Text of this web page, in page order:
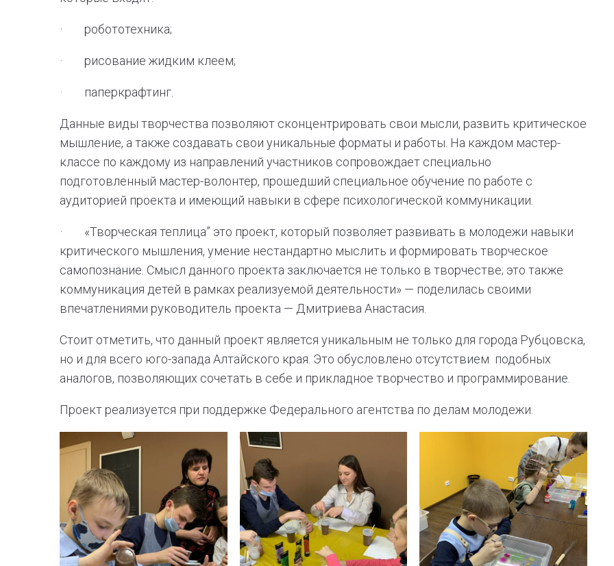
· робототехника;
· рисование жидким клеем;
· паперкрафтинг.
Данные виды творчества позволяют сконцентрировать свои мысли, развить критическое
мышление, а также создавать свои уникальные форматы и работы. На каждом мастер-
классе по каждому из направлений участников сопровождает специально
подготовленный мастер-волонтер, прошедший специальное обучение по работе с
аудиторией проекта и имеющий навыки в сфере психологической коммуникации.
· «Творческая теплица” это проект, который позволяет развивать в молодежи навыки
критического мышления, умение нестандартно мыслить и формировать творческое
самопознание. Смысл данного проекта заключается не только в творчестве; это также
коммуникация детей в рамках реализуемой деятельности» — поделилась своими
впечатлениями руководитель проекта — Дмитриева Анастасия.
Стоит отметить, что данный проект является уникальным не только для города Рубцовска,
но и для всего юго-запада Алтайского края. Это обусловлено отсутствием подобных
аналогов, позволяющих сочетать в себе и прикладное творчество и программирование.
Проект реализуется при поддержке Федерального агентства по делам молодежи.